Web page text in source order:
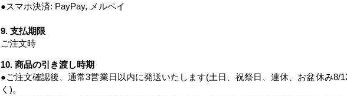
●スマホ決済: PayPay, メルペイ
9. 支払期限
ご注文時​
10. 商品の引き渡し時期
●ご注文確認後、通常3営業日以内に発送いたします(土日、祝祭日、連休、お盆休み8/
く)。